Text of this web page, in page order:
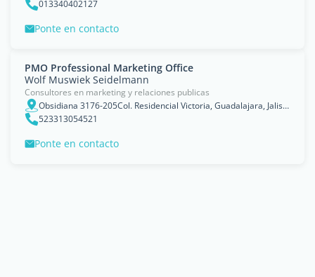
013340402127
Ponte en contacto
PMO Professional Marketing Office
Wolf Muswiek Seidelmann
Consultores en marketing y relaciones publicas
Obsidiana 3176-205Col. Residencial Victoria, Guadalajara, Jalisco
523313054521
Ponte en contacto